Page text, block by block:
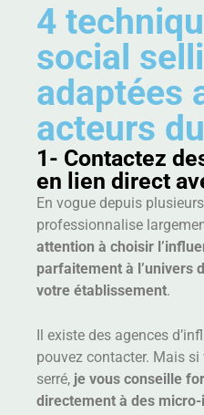
4
social
adaptées
acteurs
1- Contactez
en lien direct
En vogue depuis
professionnalise
attention à choisir
parfaitement à l’univers
votre établissement.
Il existe des agences
pouvez contacter. Mais
serré, je vous conseille
directement à des